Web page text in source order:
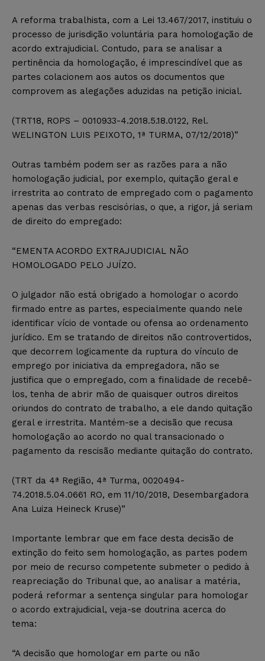
A reforma trabalhista, com a Lei 13.467/2017, instituiu o
processo de jurisdição voluntária para homologação de
acordo extrajudicial. Contudo, para se analisar a
pertinência da homologação, é imprescindível que as
partes colacionem aos autos os documentos que
comprovem as alegações aduzidas na petição inicial.
(TRT18, ROPS – 0010933-4.2018.5.18.0122, Rel.
WELINGTON LUIS PEIXOTO, 1ª TURMA, 07/12/2018)”
Outras também podem ser as razões para a não
homologação judicial, por exemplo, quitação geral e
irrestrita ao contrato de empregado com o pagamento
apenas das verbas rescisórias, o que, a rigor, já seriam
de direito do empregado:
“EMENTA ACORDO EXTRAJUDICIAL NÃO
HOMOLOGADO PELO JUÍZO.
O julgador não está obrigado a homologar o acordo
firmado entre as partes, especialmente quando nele
identificar vício de vontade ou ofensa ao ordenamento
jurídico. Em se tratando de direitos não controvertidos,
que decorrem logicamente da ruptura do vínculo de
emprego por iniciativa da empregadora, não se
justifica que o empregado, com a finalidade de recebê-
los, tenha de abrir mão de quaisquer outros direitos
oriundos do contrato de trabalho, a ele dando quitação
geral e irrestrita. Mantém-se a decisão que recusa
homologação ao acordo no qual transacionado o
pagamento da rescisão mediante quitação do contrato.
(TRT da 4ª Região, 4ª Turma, 0020494-
74.2018.5.04.0661 RO, em 11/10/2018, Desembargadora
Ana Luiza Heineck Kruse)”
Importante lembrar que em face desta decisão de
extinção do feito sem homologação, as partes podem
por meio de recurso competente submeter o pedido à
reapreciação do Tribunal que, ao analisar a matéria,
poderá reformar a sentença singular para homologar
o acordo extrajudicial, veja-se doutrina acerca do
tema:
“A decisão que homologar em parte ou não